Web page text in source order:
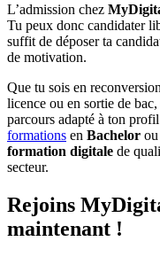
L’admission chez
Tu peux donc candidater
suffit de déposer ta
de motivation.
Que tu sois en
licence ou en sortie de
parcours adapté à ton
formations en Bachelor ou
formation digitale de
secteur.
Rejoins
maintenant !